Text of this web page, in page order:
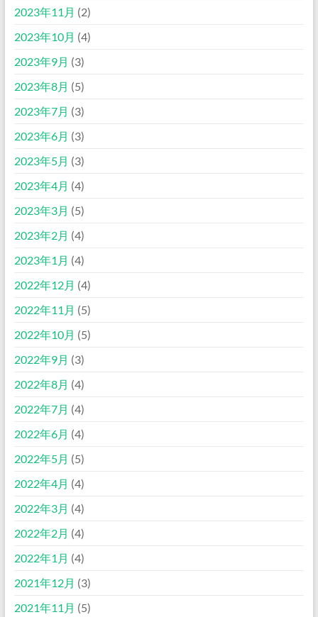
2023年11月 (2)
2023年10月 (4)
2023年9月 (3)
2023年8月 (5)
2023年7月 (3)
2023年6月 (3)
2023年5月 (3)
2023年4月 (4)
2023年3月 (5)
2023年2月 (4)
2023年1月 (4)
2022年12月 (4)
2022年11月 (5)
2022年10月 (5)
2022年9月 (3)
2022年8月 (4)
2022年7月 (4)
2022年6月 (4)
2022年5月 (5)
2022年4月 (4)
2022年3月 (4)
2022年2月 (4)
2022年1月 (4)
2021年12月 (3)
2021年11月 (5)